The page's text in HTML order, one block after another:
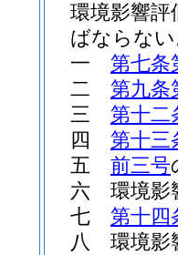
環境影響評
ばならな
一
第七条
二
第九条
三
第十二
四
第十三
五
前三号
六
環境影
七
第十四
八
環境影